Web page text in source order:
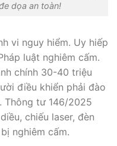
dọa an toàn!
vi nguy hiểm. Uy hiếp
luật nghiêm cấm.
chính 30-40 triệu
điều khiển phải đào
Thông tư 146/2025
chiếu laser, đèn
nghiêm cấm.